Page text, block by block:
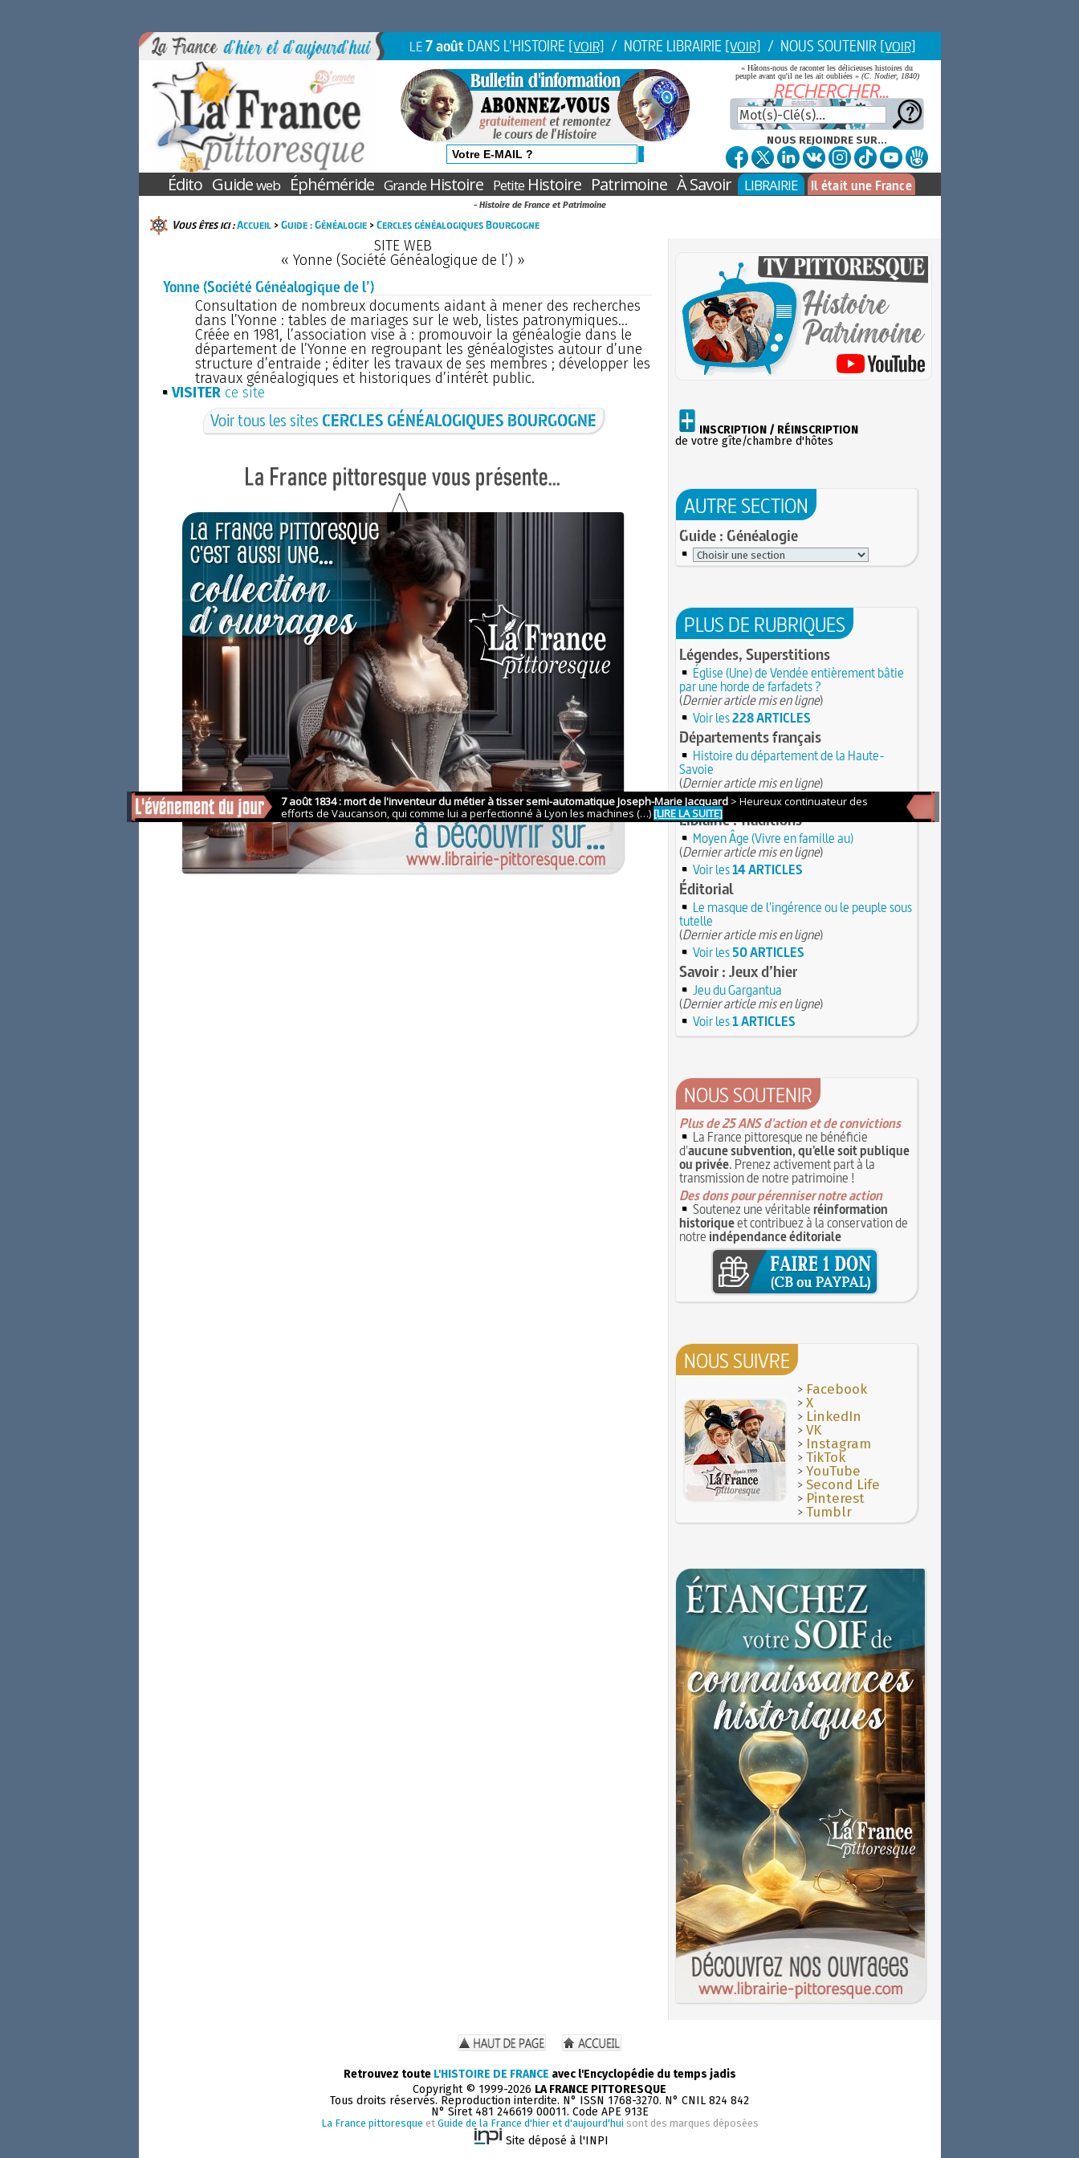
LE7 août DANS L'HISTOIRE [VOIR] / NOTRE LIBRAIRIE [VOIR] / NOUS SOUTENIR [VOIR]
« Hâtons-nous de raconter les délicieuses histoires du
peuple avant qu'il ne les ait oubliées » (C. Nodier, 1840)
NOUS REJOINDRE SUR...
Édito Guideweb Éphéméride GrandeHistoire PetiteHistoire Patrimoine À Savoir LIBRAIRIE Il était une France
- Histoire de France et Patrimoine
Vous êtes ici :Accueil>Guide : Généalogie>Cercles généalogiques Bourgogne
SITE WEB
« Yonne (Société Généalogique de l’) »
Yonne (Société Généalogique de l’)
Consultation de nombreux documents aidant à mener des recherches
dans l’Yonne : tables de mariages sur le web, listes patronymiques...
Créée en 1981, l’association vise à : promouvoir la généalogie dans le
département de l’Yonne en regroupant les généalogistes autour d’une
structure d’entraide ; éditer les travaux de ses membres ; développer les
travaux généalogiques et historiques d’intérêt public.
VISITERce site
Voir tous les sites CERCLES GÉNÉALOGIQUES BOURGOGNE
INSCRIPTION / RÉINSCRIPTION
de votre gîte/chambre d'hôtes
AUTRE SECTION
Guide : Généalogie
PLUS DE RUBRIQUES
Légendes, Superstitions
Église (Une) de Vendée entièrement bâtie
par une horde de farfadets ?
(Dernier article mis en ligne)
Voir les228 ARTICLES
Départements français
Histoire du département de la Haute-
Savoie
(Dernier article mis en ligne)
Voir les95 ARTICLES
Librairie : Traditions
Moyen Âge (Vivre en famille au)
(Dernier article mis en ligne)
Voir les14 ARTICLES
Éditorial
Le masque de l'ingérence ou le peuple sous
tutelle
(Dernier article mis en ligne)
Voir les50 ARTICLES
Savoir : Jeux d’hier
Jeu du Gargantua
(Dernier article mis en ligne)
Voir les1 ARTICLES
NOUS SOUTENIR
Plus de 25 ANS d'action et de convictions
La France pittoresque ne bénéficie
d'aucune subvention, qu'elle soit publique
ou privée. Prenez activement part à la
transmission de notre patrimoine !
Des dons pour pérenniser notre action
Soutenez une véritableréinformation
historiqueet contribuez à la conservation de
notre indépendance éditoriale
NOUS SUIVRE
> Facebook
>X
> LinkedIn
>VK
> Instagram
>TikTok
>YouTube
>Second Life
> Pinterest
>Tumblr
Retrouvez toute L'HISTOIRE DE FRANCE avec l'Encyclopédie du temps jadis
Copyright © 1999-2026 LA FRANCE PITTORESQUE
Tous droits réservés. Reproduction interdite. N° ISSN 1768-3270. N° CNIL 824 842
N° Siret 481 246619 00011. Code APE 913E
La France pittoresque et Guide de la France d'hier et d'aujourd'hui sont des marques déposées
Site déposé à l'INPI